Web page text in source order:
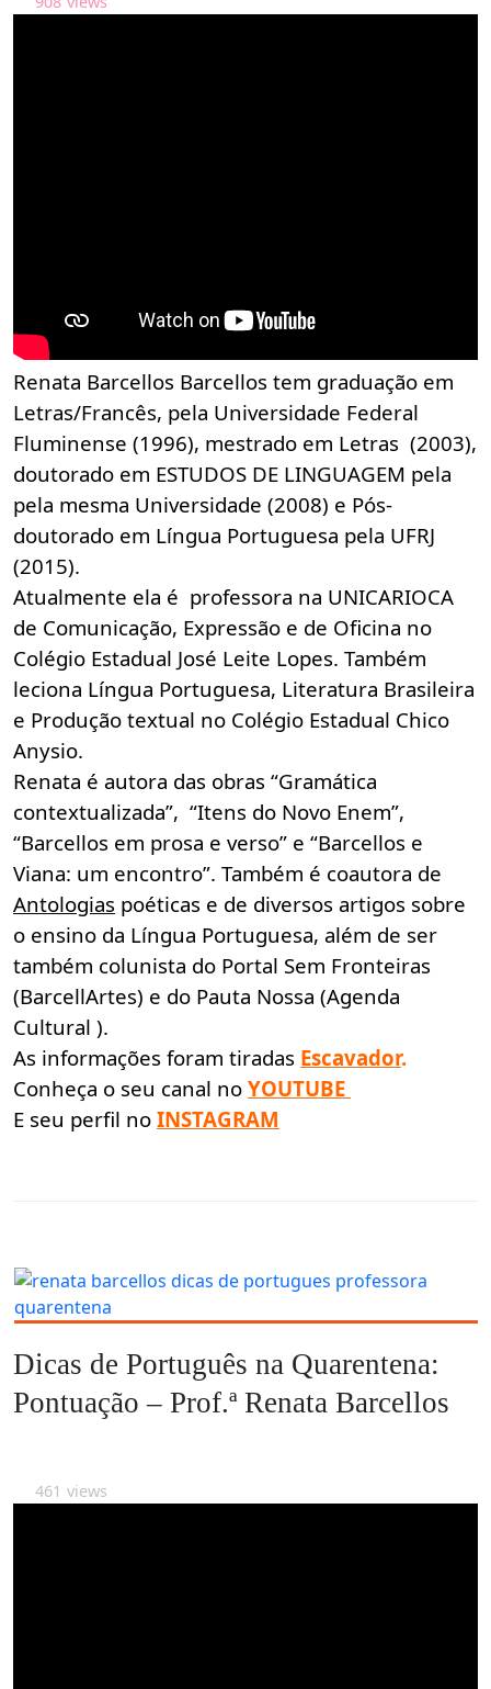
Renata Barcellos Barcellos tem graduação em
Letras/Francês, pela Universidade Federal
Fluminense (1996), mestrado em Letras (2003),
doutorado em ESTUDOS DE LINGUAGEM pela
pela mesma Universidade (2008) e Pós-
doutorado em Língua Portuguesa pela UFRJ
(2015).
Atualmente ela é professora na UNICARIOCA
de Comunicação, Expressão e de Oficina no
Colégio Estadual José Leite Lopes. Também
leciona Língua Portuguesa, Literatura Brasileira
e Produção textual no Colégio Estadual Chico
Anysio.
Renata é autora das obras “Gramática
contextualizada”, “Itens do Novo Enem”,
“Barcellos em prosa e verso” e “Barcellos e
Viana: um encontro”. Também é coautora de
Antologias poéticas e de diversos artigos sobre
o ensino da Língua Portuguesa, além de ser
também colunista do Portal Sem Fronteiras
(BarcellArtes) e do Pauta Nossa (Agenda
Cultural ).
As informações foram tiradas Escavador.
Conheça o seu canal no YOUTUBE
E seu perfil no INSTAGRAM
Dicas de Português na Quarentena:
Pontuação – Prof.ª Renata Barcellos
461 views